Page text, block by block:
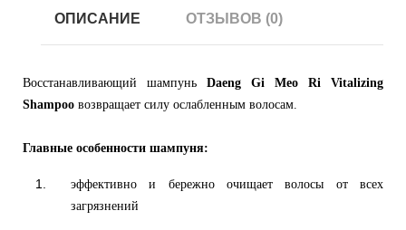
ОПИСАНИЕ ОТЗЫВОВ (0)
Восстанавливающий шампунь Daeng Gi Meo Ri
Vitalizing
Shampoo возвращает силу ослабленным волосам.
Главные особенности шампуня:
эффективно и бережно очищает волосы от всех
загрязнений